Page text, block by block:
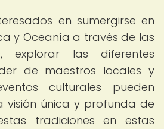
en sumergirse en
y Oceanía a través de las
explorar las diferentes
de maestros locales y
culturales pueden
visión única y profunda de
tradiciones en estas